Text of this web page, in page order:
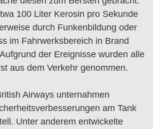
100 Liter Kerosin pro Sekunde
durch Funkenbildung oder
im Fahrwerksbereich in Brand
der Ereignisse wurden alle
aus dem Verkehr genommen.
Airways unternahmen
am Tank
Unter anderem entwickelte